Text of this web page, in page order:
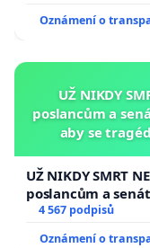
Oznámení o
UŽ NIKDY
poslancům a
aby se
UŽ NIKDY SMRT
poslancům a
aby se tragédie
4 567 podpisů
Oznámení o